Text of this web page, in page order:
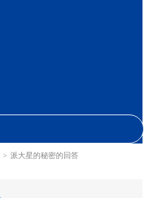
> 派大星的秘密的回答